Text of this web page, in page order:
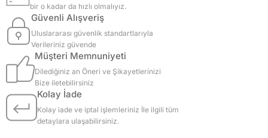
bir o kadar da hızlı olmalıyız.
Güvenli Alışveriş
Uluslararası güvenlik standartlarıyla
Verileriniz güvende
Müşteri Memnuniyeti
Dilediğiniz an Öneri ve Şikayetlerinizi
Bize iletebilirsiniz
Kolay İade
Kolay iade ve iptal işlemleriniz İle ilgili tüm
detaylara ulaşabilirsiniz.